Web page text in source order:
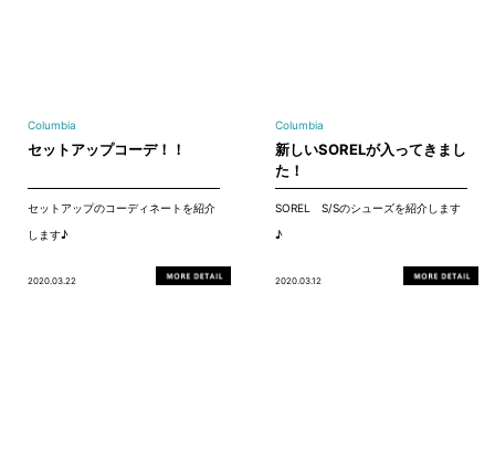
Columbia
セットアップコーデ！！
セットアップのコーディネートを紹介
します♪
2020.03.22
Columbia
新しいSORELが入ってきまし
た！
SOREL S/Sのシューズを紹介します
♪
2020.03.12